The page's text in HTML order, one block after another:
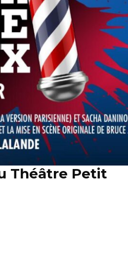
Théâtre Petit